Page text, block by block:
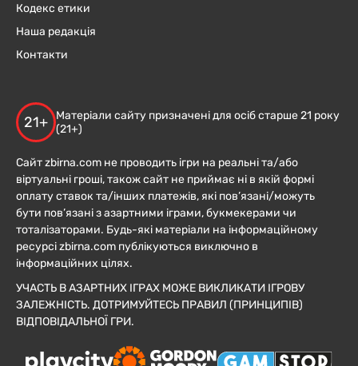
Кодекс етики
Наша редакція
Контакти
21+
Матеріали сайту призначені для осіб старше 21 року
(21+)
Сайт zbirna.com не проводить ігри на реальні та/або
віртуальні гроші, також сайт не приймає ні в якій формі
оплату ставок та/інших платежів, які пов’язані/можуть
бути пов’язані з азартними іграми, букмекерами чи
тоталізаторами. Будь-які матеріали на інформаційному
ресурсі zbirna.com публікуються виключно в
інформаційних цілях.
УЧАСТЬ В АЗАРТНИХ ІГРАХ МОЖЕ ВИКЛИКАТИ ІГРОВУ
ЗАЛЕЖНІСТЬ. ДОТРИМУЙТЕСЬ ПРАВИЛ (ПРИНЦИПІВ)
ВІДПОВІДАЛЬНОЇ ГРИ.